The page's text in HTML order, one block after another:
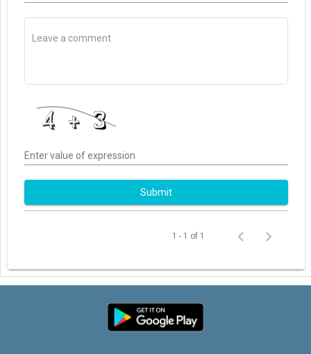
Enter value of expression
Submit
1 - 1 of 1